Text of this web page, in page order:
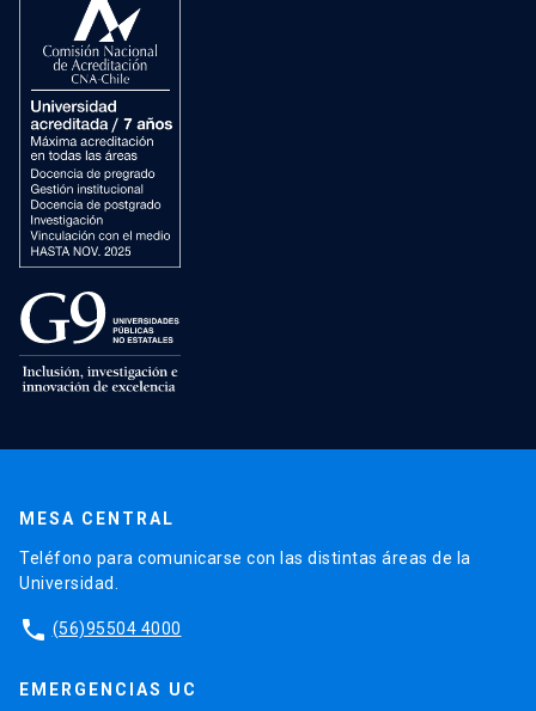
MESA CENTRAL
Teléfono para comunicarse con las distintas áreas de la
Universidad.
phone (56)95504 4000
EMERGENCIAS UC